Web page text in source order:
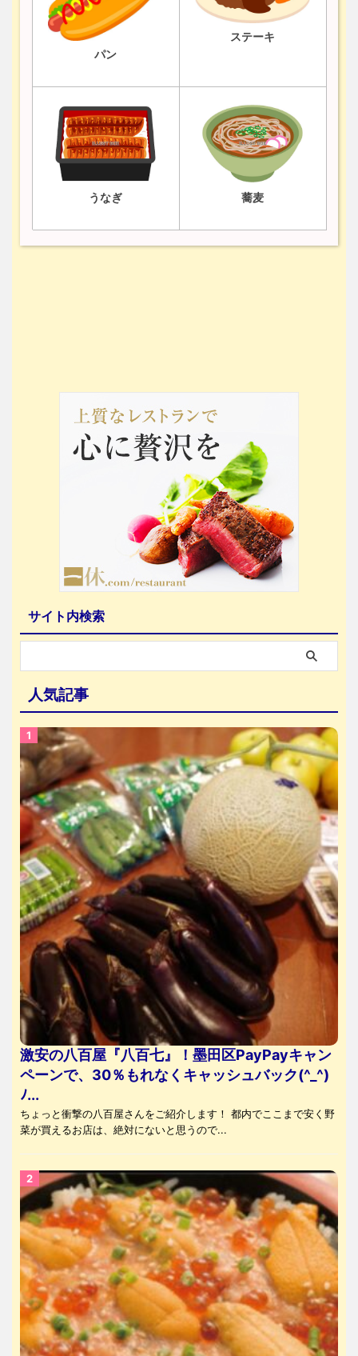
パン
ステーキ
うなぎ 蕎麦
サイト内検索
人気記事
激安の八百屋『八百七』！墨田区PayPayキャン
ペーンで、30％もれなくキャッシュバック(^_^)
ﾉ...
ちょっと衝撃の八百屋さんをご紹介します！ 都内でここまで安く野
菜が買えるお店は、絶対にないと思うので...